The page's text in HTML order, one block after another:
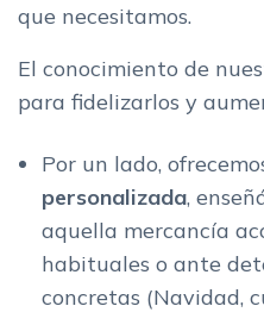
que necesitamos.
El conocimiento de
para fidelizarlos y
Por un lado,
personalizada,
aquella mercancía
habituales o ante
concretas (Navidad,